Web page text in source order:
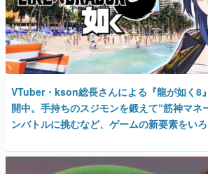
VTuber・kson総長さんによる『龍が如く8
開中。手持ちのスジモンを鍛えて“筋神マネ
ンバトルに挑むなど、ゲームの新要素をい